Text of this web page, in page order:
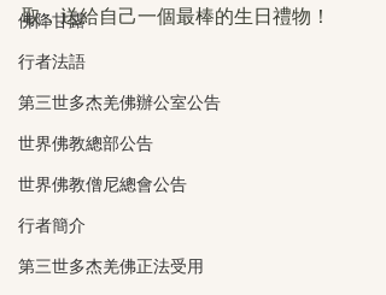
佛降甘露
行者法語
第三世多杰羌佛辦公室公告
世界佛教總部公告
世界佛教僧尼總會公告
行者簡介
第三世多杰羌佛正法受用
取，送給自己一個最棒的生日禮物！